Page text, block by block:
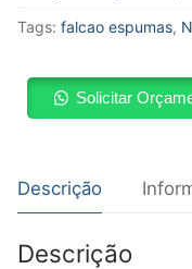
Tags: falcao espumas,
Solicitar
Descrição
Descrição